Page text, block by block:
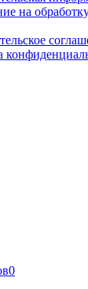
на
0